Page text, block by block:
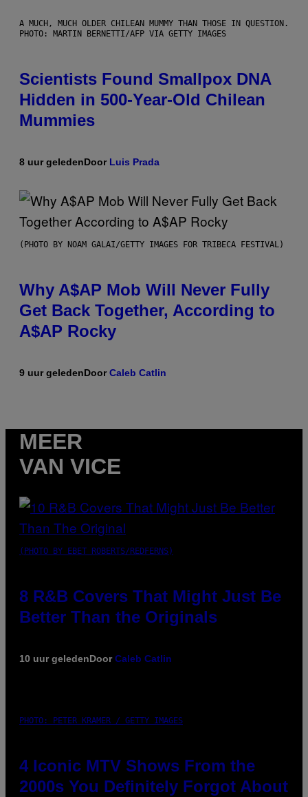
A MUCH, MUCH OLDER CHILEAN MUMMY THAN THOSE IN QUESTION.
PHOTO: MARTIN BERNETTI/AFP VIA GETTY IMAGES
Scientists Found Smallpox DNA
Hidden in 500-Year-Old Chilean
Mummies
8 uur geledenDoor Luis Prada
(PHOTO BY NOAM GALAI/GETTY IMAGES FOR TRIBECA FESTIVAL)
Why A$AP Mob Will Never Fully
Get Back Together, According to
A$AP Rocky
9 uur geledenDoorCaleb Catlin
MEER
VAN VICE
(PHOTO BY EBET ROBERTS/REDFERNS)
8 R&B Covers That Might Just Be
Better Than the Originals
10 uur geledenDoorCaleb Catlin
PHOTO: PETER KRAMER / GETTY IMAGES
4 Iconic MTV Shows From the
2000s You Definitely Forgot About